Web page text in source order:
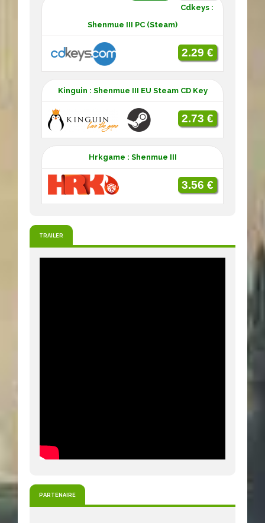
Cdkeys :
Shenmue III PC (Steam)
2.29 €
Kinguin : Shenmue III EU Steam CD Key
2.73 €
Hrkgame : Shenmue III
3.56 €
TRAILER
PARTENAIRE